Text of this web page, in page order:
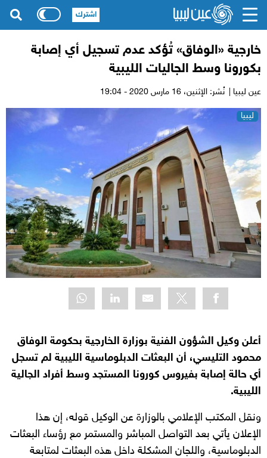
خارجية «الوفاق» تُؤكد عدم تسجيل أي إصابة
بكورونا وسط الجاليات الليبية
عين ليبيا | نُشر: الإثنين،
ليبيا
أعلن وكيل الشؤون الفنية بوزارة الخارجية بحكومة الوفاق
محمود التليسي، أن البعثات الدبلوماسية الليبية لم تسجل
أي حالة إصابة بفيروس كورونا المستجد وسط أفراد الجالية
الليبية.
ونقل المكتب الإعلامي بالوزارة عن الوكيل قوله، إن هذا
الإعلان يأتي بعد التواصل المباشر والمستمر مع رؤساء البعثات
الدبلوماسية، واللجان المشكلة داخل هذه البعثات لمتابعة
اشترك